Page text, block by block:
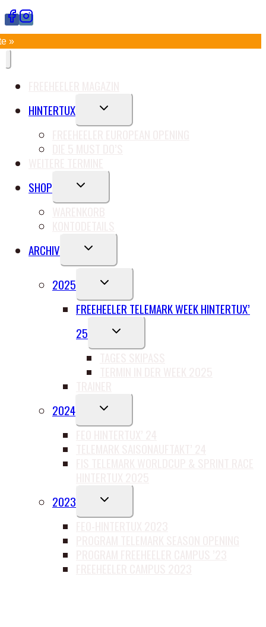
»
HINTERTUX
UNTERMENÜ
UMSCHALTEN
SHOP
UNTERMENÜ
UMSCHALTEN
ARCHIV
UNTERMENÜ
UMSCHALTEN
2025
UNTERMENÜ
UMSCHALTEN
FREEHEELER TELEMARK WEEK HINTERTUX’
25
UNTERMENÜ
UMSCHALTEN
2024
UNTERMENÜ
UMSCHALTEN
2023
UNTERMENÜ
UMSCHALTEN